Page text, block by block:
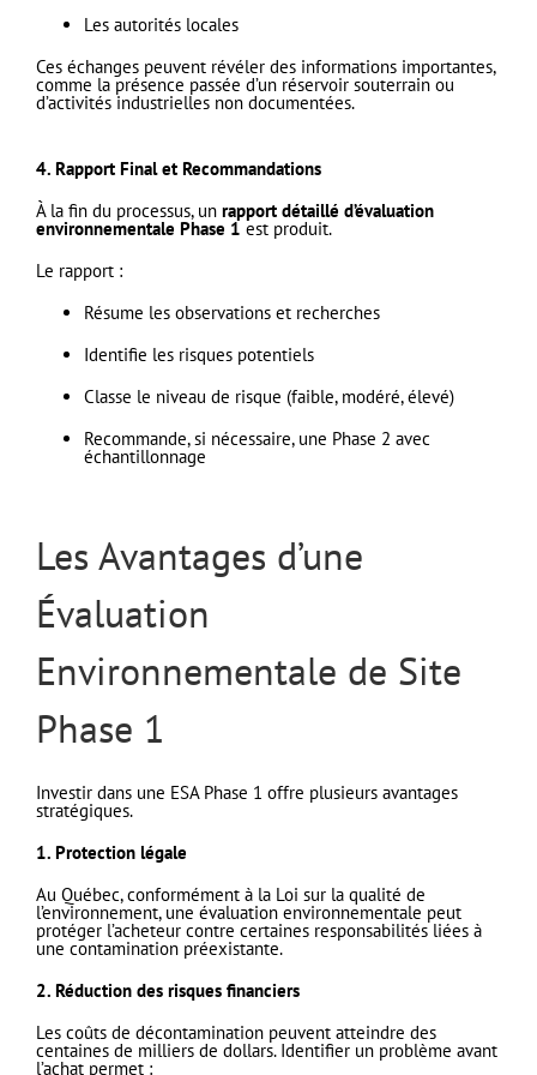
Les autorités locales
Ces échanges peuvent révéler des informations importantes,
comme la présence passée d’un réservoir souterrain ou
d’activités industrielles non documentées.
4. Rapport Final et Recommandations
À la fin du processus, un rapport détaillé d’évaluation
environnementale Phase 1 est produit.
Le rapport :
Résume les observations et recherches
Identifie les risques potentiels
Classe le niveau de risque (faible, modéré, élevé)
Recommande, si nécessaire, une Phase 2 avec
échantillonnage
Les Avantages d’une
Évaluation
Environnementale de Site
Phase 1
Investir dans une ESA Phase 1 offre plusieurs avantages
stratégiques.
1. Protection légale
Au Québec, conformément à la Loi sur la qualité de
l’environnement, une évaluation environnementale peut
protéger l’acheteur contre certaines responsabilités liées à
une contamination préexistante.
2. Réduction des risques financiers
Les coûts de décontamination peuvent atteindre des
centaines de milliers de dollars. Identifier un problème avant
l’achat permet :